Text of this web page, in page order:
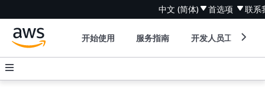
中文 (简体) 首选项 联系
开始使用 服务指南 开发人员工具